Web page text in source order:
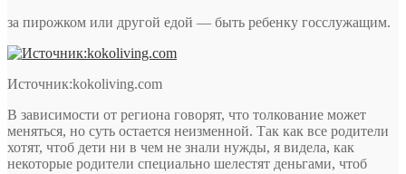
за пирожком или другой едой — быть ребенку госслужащим.
Источник:kokoliving.com
В зависимости от региона говорят, что толкование может
меняться, но суть остается неизменной. Так как все родители
хотят, чтоб дети ни в чем не знали нужды, я видела, как
некоторые родители специально шелестят деньгами, чтоб